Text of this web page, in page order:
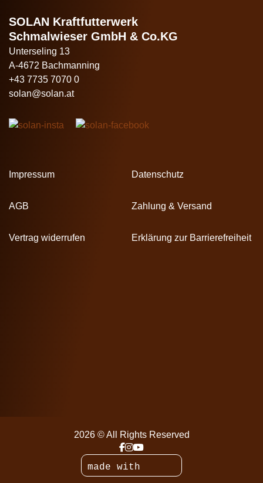
SOLAN Kraftfutterwerk
Schmalwieser GmbH & Co.KG
Unterseling 13
A-4672 Bachmanning
+43 7735 7070 0
solan@solan.at
Impressum Datenschutz
AGB Zahlung & Versand
Vertrag widerrufen Erklärung zur Barrierefreiheit
2026 © All Rights Reserved
made with